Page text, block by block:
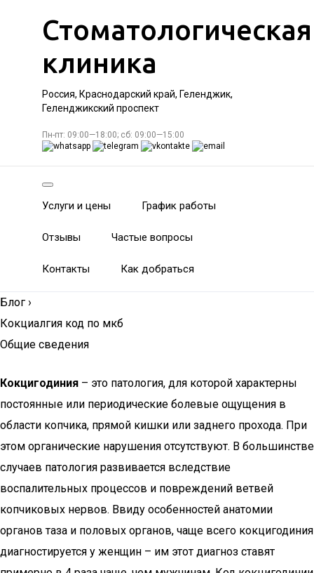
Стоматологическая
клиника
Россия, Краснодарский край, Геленджик,
Геленджикский проспект
Пн-пт: 09:00—18:00; сб: 09:00—15:00
Услуги и цены График работы
Отзывы Частые вопросы
Контакты Как добраться
Блог ›
Кокциалгия код по мкб
Общие сведения
Кокцигодиния – это патология, для которой характерны
постоянные или периодические болевые ощущения в
области копчика, прямой кишки или заднего прохода. При
этом органические нарушения отсутствуют. В большинстве
случаев патология развивается вследствие
воспалительных процессов и повреждений ветвей
копчиковых нервов. Ввиду особенностей анатомии
органов таза и половых органов, чаще всего кокцигодиния
диагностируется у женщин – им этот диагноз ставят